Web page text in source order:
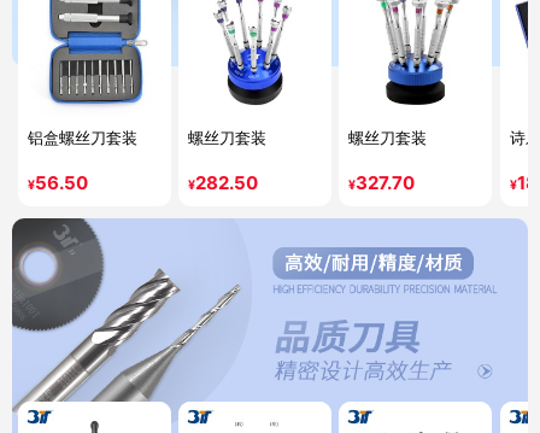
铝盒螺丝刀套装
¥56.50
螺丝刀套装
¥282.50
螺丝刀套装
¥327.70
诗
¥